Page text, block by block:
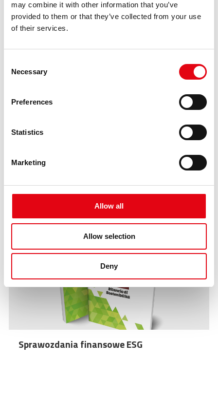
may combine it with other information that you’ve
provided to them or that they’ve collected from your use
of their services.
Selection
Necessary
Preferences
Statistics
Marketing
Allow all
Allow selection
Deny
ultrasonograficzna
Sprawozdania finansowe ESG